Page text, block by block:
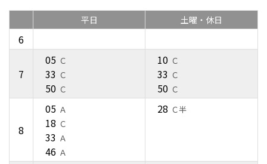
平日
6
7
8
05 Ｃ
33 Ｃ
50 Ｃ
05 Ａ
18 Ｃ
33 Ａ
46 Ａ
土曜・休日
10 Ｃ
33 Ｃ
50 Ｃ
28 Ｃ半